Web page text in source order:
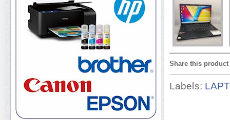
Share this product
Labels: